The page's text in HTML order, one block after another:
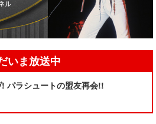
いま放送中
パラシュートの盟友再会!!